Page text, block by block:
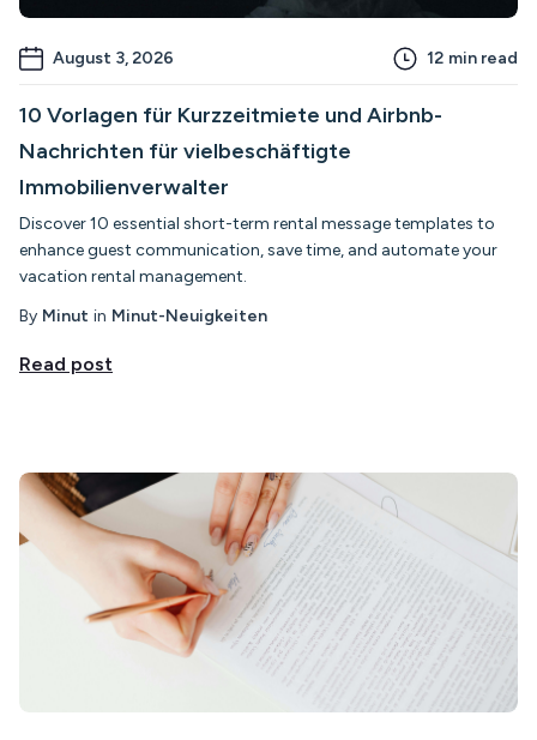
August 3, 2026 12 min read
10 Vorlagen für Kurzzeitmiete und Airbnb-
Nachrichten für vielbeschäftigte
Immobilienverwalter
Discover 10 essential short-term rental message templates to
enhance guest communication, save time, and automate your
vacation rental management.
By Minut in Minut-Neuigkeiten
Read post